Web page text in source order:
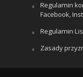
Regulamin
Facebook,
Regulamin
Zasady